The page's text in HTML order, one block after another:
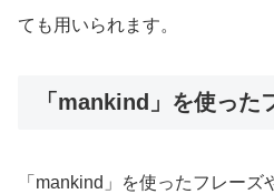
ても用いられます。
「mankind」を使った
「mankind」を使ったフレーズ